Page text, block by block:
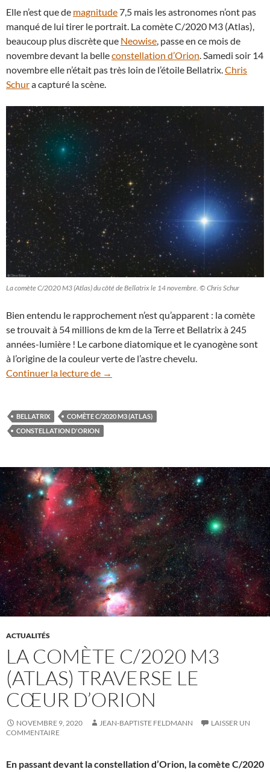
Elle n’est que de magnitude7,5 mais les astronomes n’ont pas
manqué de lui tirer le portrait. La comète C/2020 M3 (Atlas),
beaucoup plus discrète que Neowise, passe en ce mois de
novembre devant la belleconstellation d’Orion. Samedi soir 14
novembre elle n’était pas très loin de l’étoile Bellatrix.Chris
Schura capturé la scène.
La comète C/2020 M3 (Atlas) du côté de Bellatrix le 14 novembre. © Chris Schur
Bien entendu le rapprochement n’est qu’apparent : la comète
se trouvait à 54 millions de km de la Terre et Bellatrix à 245
années-lumière ! Le carbone diatomique et le cyanogène sont
à l’origine de la couleur verte de l’astre chevelu.
Continuer la lecture de Portrait céleste : la comète C/2020 M3
→
BELLATRIX
COMÈTE C/2020 M3 (ATLAS)
CONSTELLATION D'ORION
ACTUALITÉS
LA COMÈTE C/2020 M3
(ATLAS) TRAVERSE LE
CŒUR D’ORION
NOVEMBRE 9, 2020 JEAN-BAPTISTE FELDMANN
LAISSER UN
COMMENTAIRE
En passant devant la constellation d’Orion, la comète C/2020